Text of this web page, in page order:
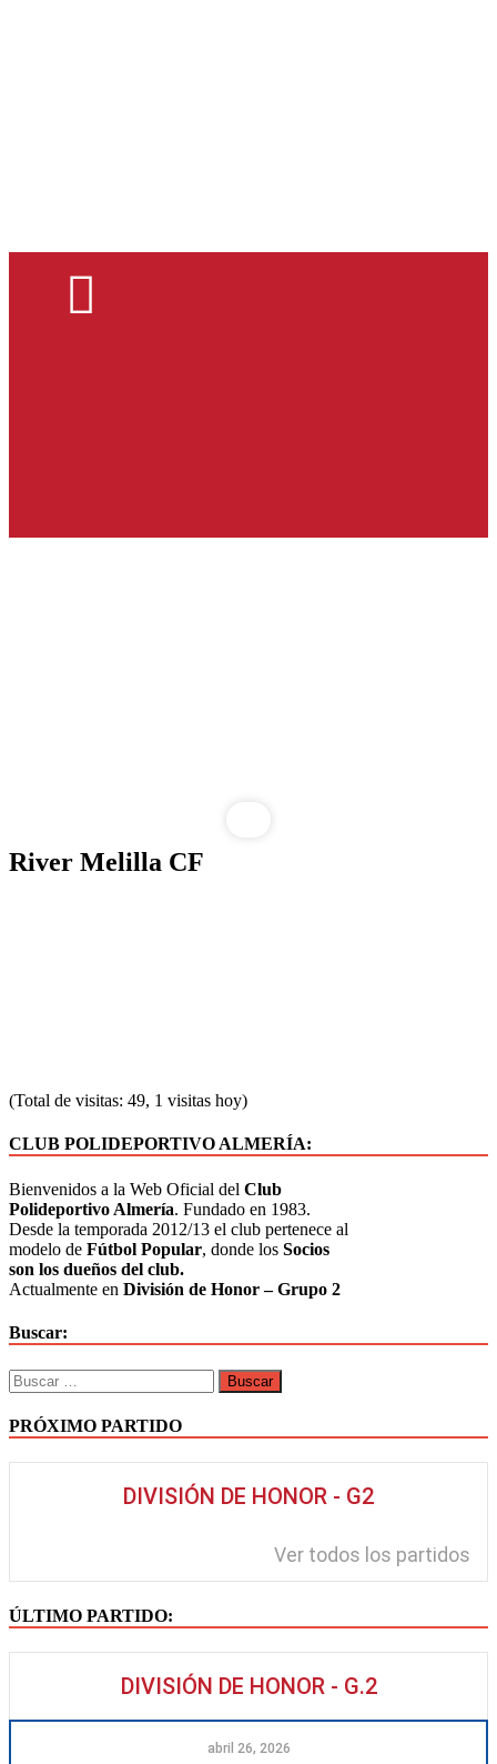
Saltar
al
River Melilla CF
(Total de visitas: 49, 1 visitas hoy)
CLUB POLIDEPORTIVO ALMERÍA:
Bienvenidos a la Web Oficial del Club
Polideportivo Almería. Fundado en 1983.
Desde la temporada 2012/13 el club pertenece al
modelo de Fútbol Popular, donde los Socios
son los dueños del club.
Actualmente en División de Honor – Grupo 2
Buscar:
Buscar:
PRÓXIMO PARTIDO
DIVISIÓN DE HONOR - G2
Ver todos los partidos
ÚLTIMO PARTIDO:
DIVISIÓN DE HONOR - G.2
abril 26, 2026